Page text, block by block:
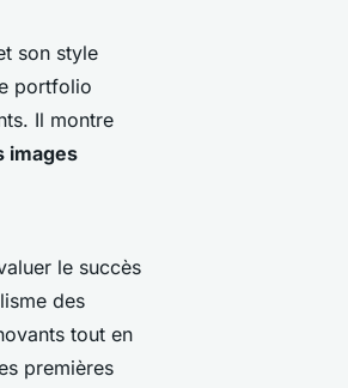
son style
portfolio
Il montre
images
le succès
des
tout en
premières